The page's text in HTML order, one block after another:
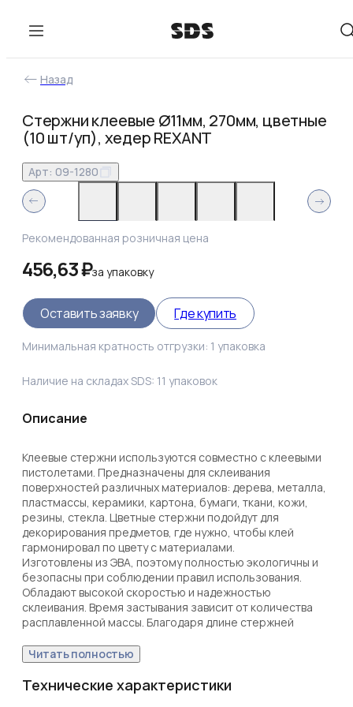
Назад
Стержни клеевые Ø11мм, 270мм, цветные
(10 шт/уп), хедер REXANT
Арт: 09-1280
Рекомендованная розничная цена
456,63 ₽заупаковку
Оставить заявку Где купить
Минимальная кратность отгрузки: 1 упаковка
Наличие на складах SDS: 11 упаковок
Описание
Клеевые стержни используются совместно с клеевыми
пистолетами. Предназначены для склеивания
поверхностей различных материалов: дерева, металла,
пластмассы, керамики, картона, бумаги, ткани, кожи,
резины, стекла. Цветные стержни подойдут для
декорирования предметов, где нужно, чтобы клей
гармонировал по цвету с материалами.
Изготовлены из ЭВА, поэтому полностью экологичны и
безопасны при соблюдении правил использования.
Обладают высокой скоростью и надежностью
склеивания. Время застывания зависит от количества
расплавленной массы. Благодаря длине стержней
Используются с клеевыми пистолетами с каналом для
стержней соответствующего диаметра. Набора из 10
клеевых стержней хватит для выполнения большого
Читать полностью
Технические характеристики